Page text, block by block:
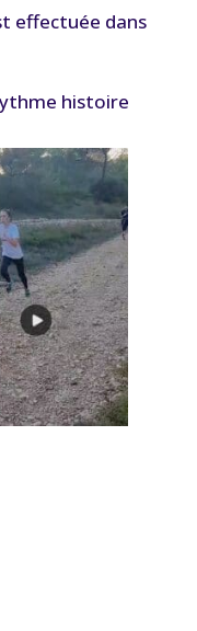
effectuée dans
histoire